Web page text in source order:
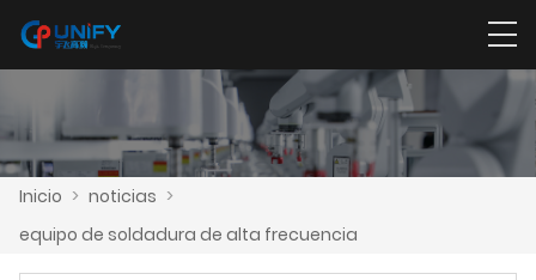
Inicio > noticias >
equipo de soldadura de alta frecuencia